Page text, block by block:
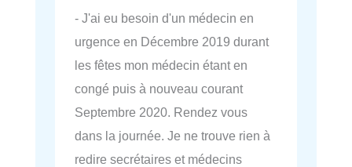
- J'ai eu besoin d'un médecin en
urgence en Décembre 2019 durant
les fêtes mon médecin étant en
congé puis à nouveau courant
Septembre 2020. Rendez vous
dans la journée. Je ne trouve rien à
redire secrétaires et médecins